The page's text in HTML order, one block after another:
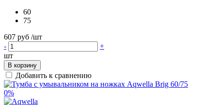
60
75
607 руб /шт
-
+
шт
В корзину
Добавить к сравнению
0%